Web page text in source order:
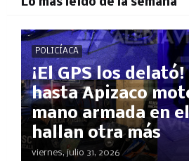
POLICÍACA
¡El GPS los
hasta Apizaco
mano armada en
hallan otra más
viernes, julio 31, 2026